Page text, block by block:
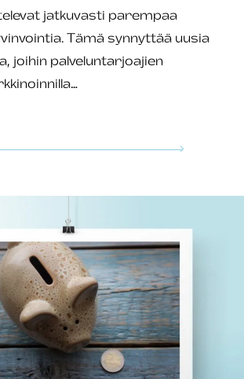
jatkuvasti parempaa
Tämä synnyttää uusia
joihin palveluntarjoajien